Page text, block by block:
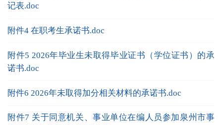
记表.doc
附件4 在职考生承诺书.doc
附件5 2026年毕业生未取得毕业证书（学位证书）的承
诺书.doc
附件6 2026年未取得加分相关材料的承诺书.doc
附件7 关于同意机关、事业单位在编人员参加泉州市事